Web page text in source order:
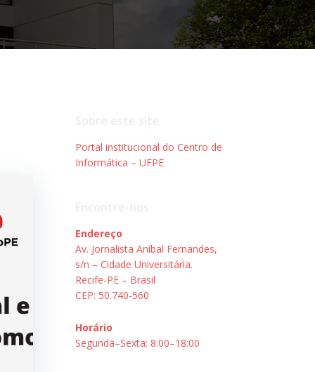
Portal institucional do Centro de
Informática – UFPE
Endereço
Av. Jornalista Aníbal Fernandes,
s/n – Cidade Universitária.
Recife-PE – Brasil
CEP: 50.740-560
Horário
Segunda–Sexta: 8:00–18:00